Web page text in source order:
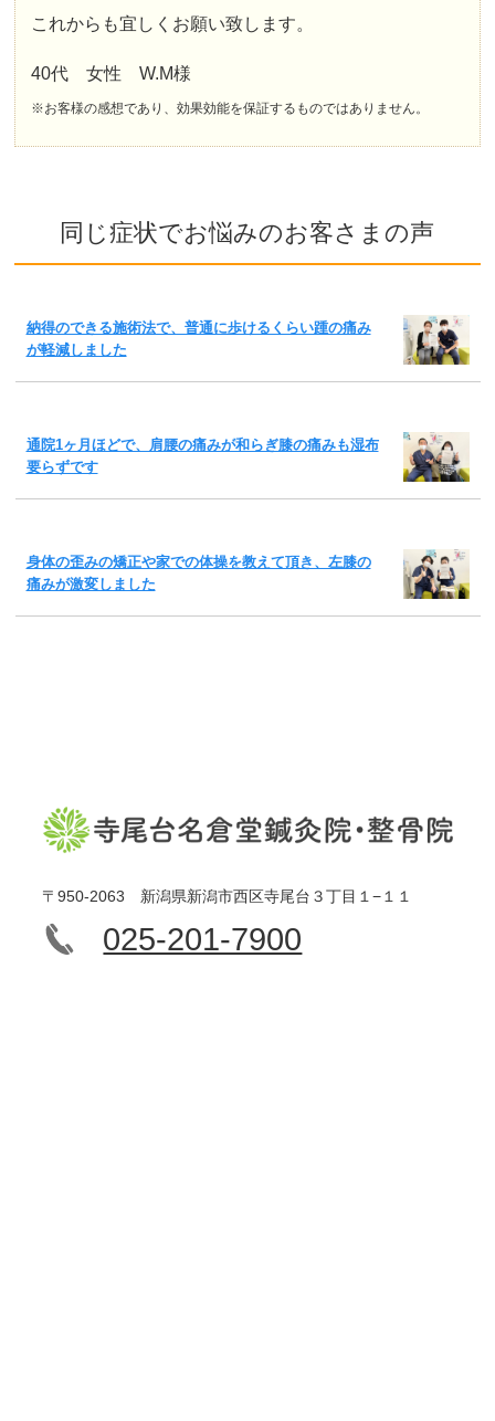
これからも宜しくお願い致します。
40代 女性 W.M様
※お客様の感想であり、効果効能を保証するものではありません。
同じ症状でお悩みのお客さまの声
納得のできる施術法で、普通に歩けるくらい踵の痛み
が軽減しました
通院1ヶ月ほどで、肩腰の痛みが和らぎ膝の痛みも湿布
要らずです
身体の歪みの矯正や家での体操を教えて頂き、左膝の
痛みが激変しました
〒950-2063 新潟県新潟市西区寺尾台３丁目１−１１
025-201-7900